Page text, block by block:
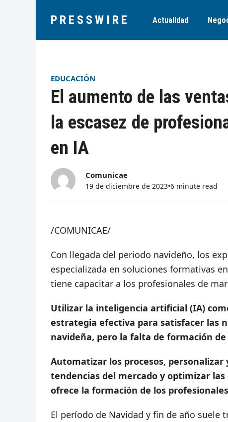
PRESSWIRE Actualidad
EDUCACIÓN
El aumento de las
la escasez de
en IA
Comunicae
19 de diciembre de 2023•6 minute read
/COMUNICAE/
Con llegada del periodo navideño, los
especializada en soluciones formativas
tiene capacitar a los profesionales de
Utilizar la inteligencia artificial (IA)
estrategia efectiva para satisfacer las
navideña, pero la falta de formación
Automatizar los procesos,
tendencias del mercado y optimizar
ofrece la formación de los
El período de Navidad y fin de año